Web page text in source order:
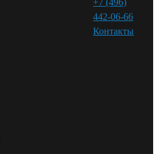
442-06-66
Контакты⁠